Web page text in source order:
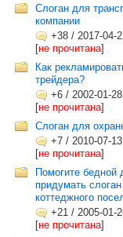
Слоган для
компании
+38 / 2017-04-
[не прочитана]
Как
трейдера?
+6 / 2002-01-
[не прочитана]
Слоган для
+7 / 2010-07-
[не прочитана]
Помогите бедной
придумать
коттеджного
+21 / 2005-01-
[не прочитана]